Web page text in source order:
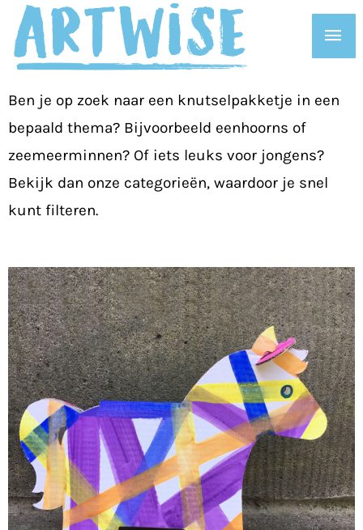
naar
inhoud
Ben je op zoek naar een knutselpakketje in een
bepaald thema? Bijvoorbeeld eenhoorns of
zeemeerminnen? Of iets leuks voor jongens?
Bekijk dan onze categorieën, waardoor je snel
kunt filteren.